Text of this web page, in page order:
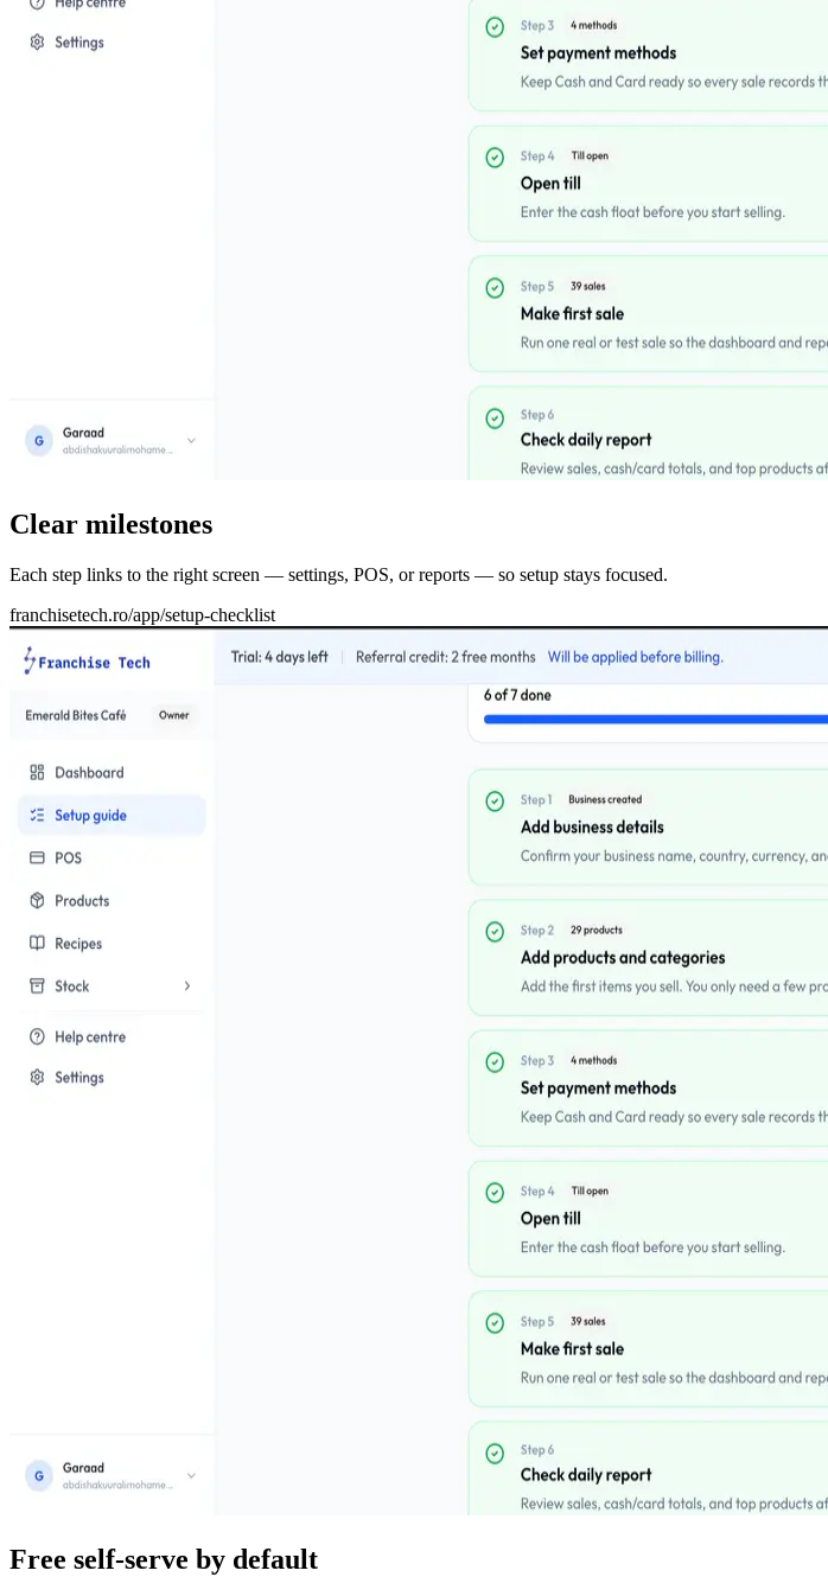
Clear milestones
Each step links to the right screen — settings, POS, or reports — so setup stays focused.
franchisetech.ro/app/setup-checklist
Free self-serve by default